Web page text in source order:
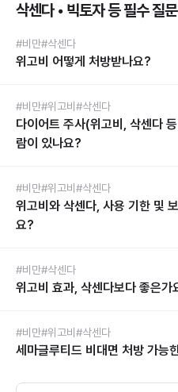
삭센다 • 빅토자 등 필수 질문
#비만#삭센다
위고비 어떻게 처방받나요?
#비만#위고비 #삭센다
다이어트 주사(위고비, 삭센다
람이 있나요?
#비만#위고비 #삭센다
위고비와 삭센다, 사용 기한 및
요?
#비만#삭센다
위고비 효과, 삭센다보다 좋은가
#비만#위고비 #삭센다
세마글루티드 비대면 처방 가능